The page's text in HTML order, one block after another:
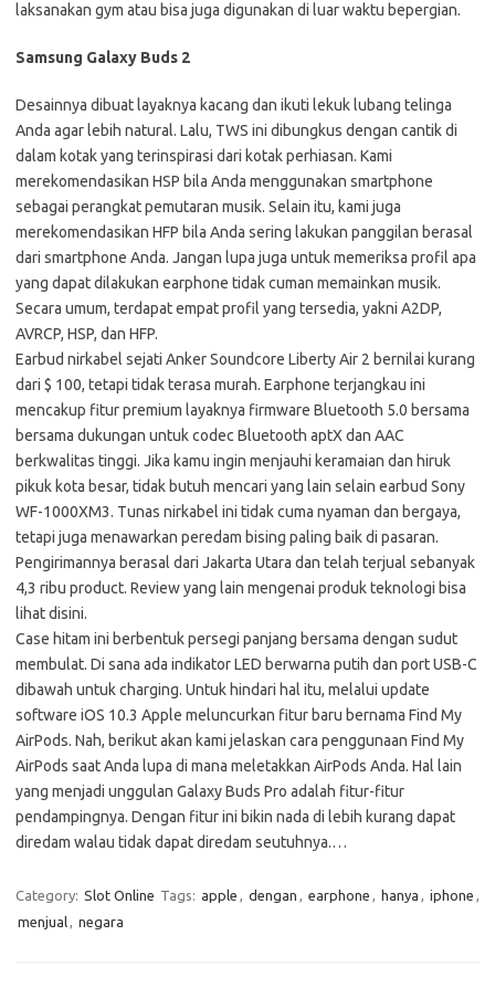
laksanakan gym atau bisa juga digunakan di luar waktu bepergian.
Samsung Galaxy Buds 2
Desainnya dibuat layaknya kacang dan ikuti lekuk lubang telinga
Anda agar lebih natural. Lalu, TWS ini dibungkus dengan cantik di
dalam kotak yang terinspirasi dari kotak perhiasan. Kami
merekomendasikan HSP bila Anda menggunakan smartphone
sebagai perangkat pemutaran musik. Selain itu, kami juga
merekomendasikan HFP bila Anda sering lakukan panggilan berasal
dari smartphone Anda. Jangan lupa juga untuk memeriksa profil apa
yang dapat dilakukan earphone tidak cuman memainkan musik.
Secara umum, terdapat empat profil yang tersedia, yakni A2DP,
AVRCP, HSP, dan HFP.
Earbud nirkabel sejati Anker Soundcore Liberty Air 2 bernilai kurang
dari $ 100, tetapi tidak terasa murah. Earphone terjangkau ini
mencakup fitur premium layaknya firmware Bluetooth 5.0 bersama
bersama dukungan untuk codec Bluetooth aptX dan AAC
berkwalitas tinggi. Jika kamu ingin menjauhi keramaian dan hiruk
pikuk kota besar, tidak butuh mencari yang lain selain earbud Sony
WF-1000XM3. Tunas nirkabel ini tidak cuma nyaman dan bergaya,
tetapi juga menawarkan peredam bising paling baik di pasaran.
Pengirimannya berasal dari Jakarta Utara dan telah terjual sebanyak
4,3 ribu product. Review yang lain mengenai produk teknologi bisa
lihat disini.
Case hitam ini berbentuk persegi panjang bersama dengan sudut
membulat. Di sana ada indikator LED berwarna putih dan port USB-C
dibawah untuk charging. Untuk hindari hal itu, melalui update
software iOS 10.3 Apple meluncurkan fitur baru bernama Find My
AirPods. Nah, berikut akan kami jelaskan cara penggunaan Find My
AirPods saat Anda lupa di mana meletakkan AirPods Anda. Hal lain
yang menjadi unggulan Galaxy Buds Pro adalah fitur-fitur
pendampingnya. Dengan fitur ini bikin nada di lebih kurang dapat
diredam walau tidak dapat diredam seutuhnya.…
Category: Slot Online Tags: apple , dengan , earphone , hanya , iphone ,
menjual, negara